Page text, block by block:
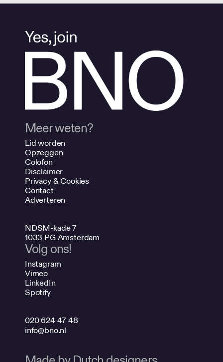
Meer weten?
Lid worden
Opzeggen
Colofon
Disclaimer
Privacy & Cookies
Contact
Adverteren
NDSM-kade 7
1033 PG Amsterdam
Volg ons!
Instagram
Vimeo
LinkedIn
Spotify
020 624 47 48
info@bno.nl